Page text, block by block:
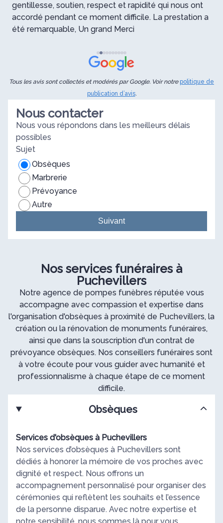
gentillesse, soutien, respect et rapidité qui nous ont
accordé pendant ce moment difficile. La prestation a
été remarquable, Un grand Merci
Tous les avis sont collectés et modérés par Google. Voir notre politique de
publication d’avis.
Nous contacter
Nous vous répondons dans les meilleurs délais
possibles
Sujet
Obsèques
Marbrerie
Prévoyance
Autre
Suivant
Nos services funéraires à
Puchevillers
Notre agence de pompes funèbres réputée vous
accompagne avec compassion et expertise dans
l'organisation d'obsèques à proximité de Puchevillers, la
création ou la rénovation de monuments funéraires,
ainsi que dans la souscription d'un contrat de
prévoyance obsèques. Nos conseillers funéraires sont
à votre écoute pour vous guider avec humanité et
professionnalisme à chaque étape de ce moment
difficile.
Obsèques
Services d'obsèques à Puchevillers
Nos services d’obsèques à Puchevillers sont
dédiés à honorer la mémoire de vos proches avec
dignité et respect. Nous offrons un
accompagnement personnalisé pour organiser des
cérémonies qui reflètent les souhaits et l’essence
de la personne disparue. Avec notre expertise et